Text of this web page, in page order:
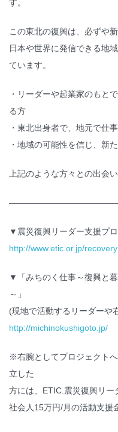
す。
この東北の復興は、必ずや
日本や世界に発信できる地
ています。
・リーダーや起業家のもと
る方
・東北出身者で、地元で仕
・地域の可能性を信じ、新
上記のような方々との出会
▼震災復興リーダー支援プ
http://www.etic.or.jp/
▼「みちのく仕事～復興と
～」
(現地で活動するリーダーや
http://michinokushigoto.jp/
※右腕としてプロジェクト
立した
方には、ETIC.震災復興リー
社会人15万円/月の活動支援